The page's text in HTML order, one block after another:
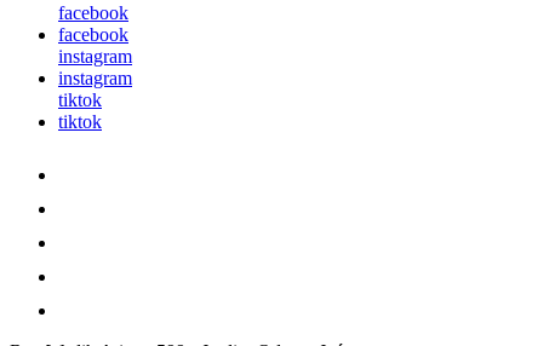
facebook
facebook
instagram
instagram
tiktok
tiktok